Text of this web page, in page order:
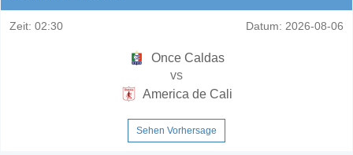
Zeit: 02:30 Datum: 2026-08-06
Once Caldas
vs
America de Cali
Sehen Vorhersage